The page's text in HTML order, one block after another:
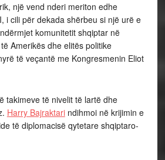
një vend nderi meriton edhe
i cili për dekada shërbeu si një urë e
komunitetit shqiptar në
Amerikës dhe elitës politike
të veçantë me Kongresmenin Eliot
takimeve të nivelit të lartë dhe
Harry Bajraktarindihmoi në krijimin e
të diplomacisë qytetare shqiptaro-